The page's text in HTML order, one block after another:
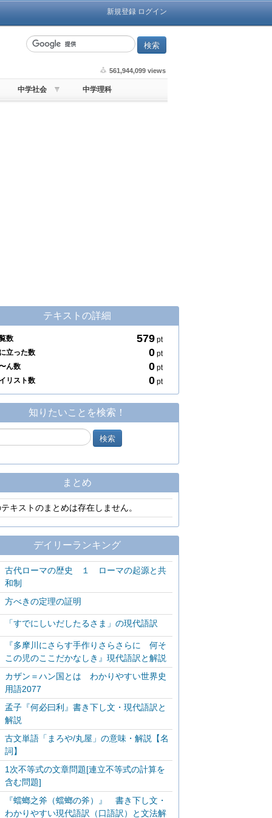
新規登録 ログイン
561,944,099 views
中学社会 中学理科
テキストの詳細
数 579 pt
立った数
0 pt
ん数
0 pt
リスト数
0 pt
知りたいことを検索！
まとめ
テキストのまとめは存在しません。
デイリーランキング
古代ローマの歴史 １ ローマの起源と共
和制
方べきの定理の証明
「すでにしいだしたるさま」の現代語訳
『多摩川にさらす手作りさらさらに 何そ
この児のここだかなしき』現代語訳と解説
カザン＝ハン国とは わかりやすい世界史
用語2077
孟子『何必曰利』書き下し文・現代語訳と
解説
古文単語「まろや/丸屋」の意味・解説【名
詞】
1次不等式の文章問題[連立不等式の計算を
含む問題]
『蟷螂之斧（蟷螂の斧）』 書き下し文・
わかりやすい現代語訳（口語訳）と文法解